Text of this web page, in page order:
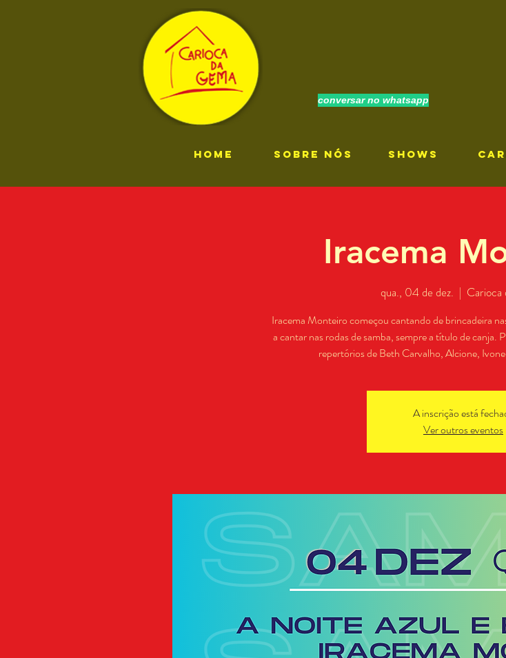
conversar no whatsapp
HOME SOBRE NÓS SHOWS
Iracema
qua., 04 de dez.
  |
Carioca
Iracema Monteiro começou cantando de brincadeira
a cantar nas rodas de samba, sempre a título de canja.
repertórios de Beth Carvalho, Alcione,
A inscrição está
Ver outros eventos